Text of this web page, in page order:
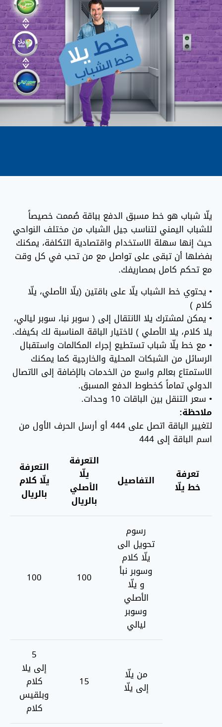
يلّا شباب هو خط مسبق الدفع بباقة صُممت خصيصاً
للشباب اليمني لتناسب جيل الشباب من مختلف النواحي
حيث إنها سهلة الاستخدام واقتصادية التكلفة، يمكنك
بفضلها أن تبقى على تواصل مع من تحب في كل وقت
مع تحكم كامل بمصاريفك.
• يحتوي خط الشباب يلّا على باقتين (يلّا الأصلي، يلّا
كلام )
• يمكن لمشترك يلا الانتقال إلى ( سوبر نبا، سوبر ليالي،
يلا كلام، يلا الأصلي ) لاختيار الباقة المناسبة لك بكيفك.
• مع خط يلّا شباب تستطيع إجراء المكالمات واستقبال
الرسائل من الشبكات المحلية والخارجية كما يمكنك
الاستمتاع بعالم واسع من الخدمات بالإضافة إلى الاتصال
الدولي تماماً كخطوط الدفع المسبق.
• سعر التنقل بين الباقات 10 وحدات.
ملاحظة:
لتغيير الباقة اتصل على 444 أو أرسل الحرف الأول من
اسم الباقة إلى 444
تعرفة
خط يلّا
التفاصيل
التعرفة
يلّا
الأصلي
بالريال
التعرفة
يلّا كلام
بالريال
رسوم
تحويل الى
يلّا كلام
وسوبر نبأ
و يلّا
الأصلي
وسوبر
ليالي
100
100
من يلّا
إلى يلّا
15
5
إلى يلا
كلام
وبلقيس
كلام